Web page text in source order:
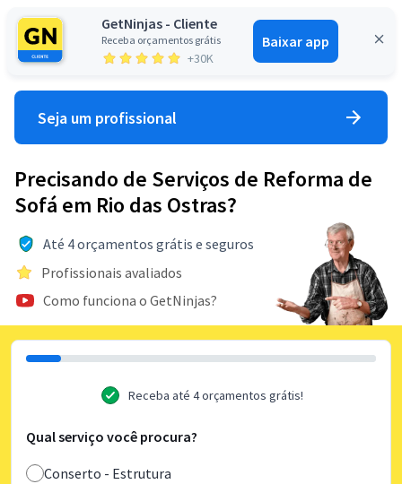
GetNinjas - Cliente
Receba orçamentos grátis
+30K
Baixar app
Entrar
Seja um profissional
Precisando de Serviços de Reforma de
Sofá em Rio das Ostras?
Até 4 orçamentos grátis e seguros
Profissionais avaliados
Como funciona o GetNinjas?
Receba até 4 orçamentos grátis!
Qual serviço você procura?
Conserto - Estrutura